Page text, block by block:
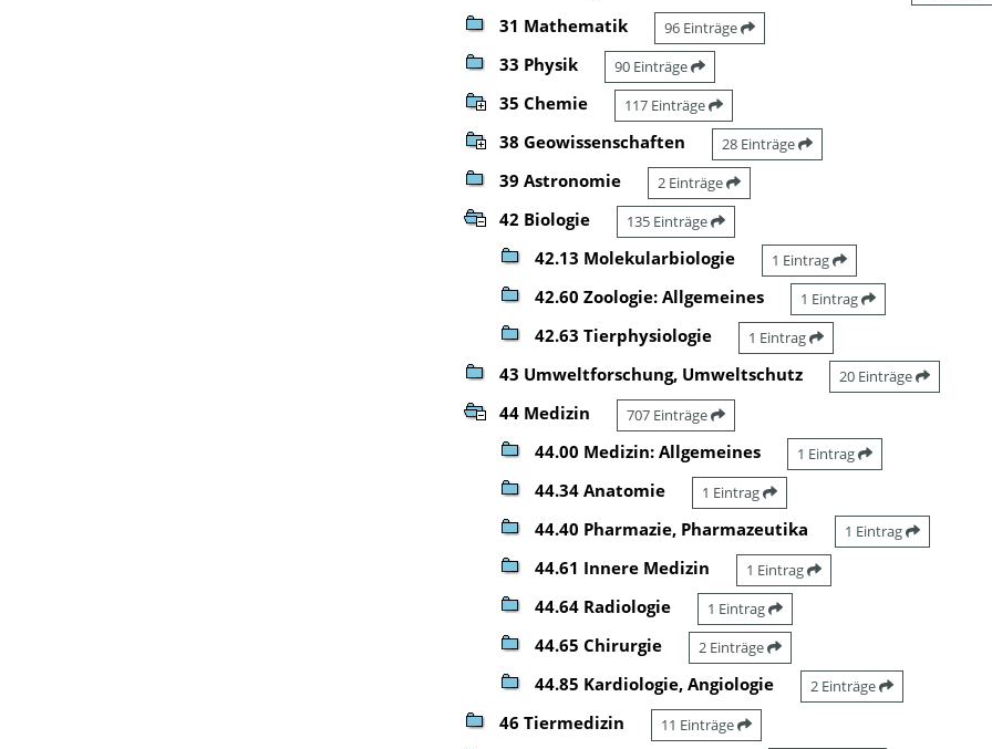
31 Mathematik 96 Einträge
33 Physik 90 Einträge
35 Chemie 117 Einträge
38 Geowissenschaften 28 Einträge
39 Astronomie 2 Einträge
42 Biologie 135 Einträge
42.13 Molekularbiologie 1 Eintrag
42.60 Zoologie: Allgemeines 1 Eintrag
42.63 Tierphysiologie 1 Eintrag
43 Umweltforschung, Umweltschutz 20 Einträge
44 Medizin 707 Einträge
44.00 Medizin: Allgemeines 1 Eintrag
44.34 Anatomie 1 Eintrag
44.40 Pharmazie, Pharmazeutika 1 Eintrag
44.61 Innere Medizin 1 Eintrag
44.64 Radiologie 1 Eintrag
44.65 Chirurgie 2 Einträge
44.85 Kardiologie, Angiologie 2 Einträge
46 Tiermedizin 11 Einträge